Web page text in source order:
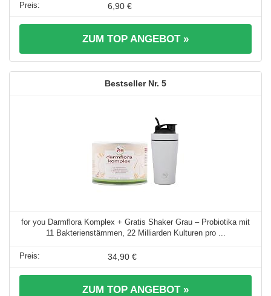
6,90 €
ZUM TOP ANGEBOT »
5
for you Darmflora Komplex + Gratis Shaker Grau – Probiotika mit
11 Bakterienstämmen, 22 Milliarden Kulturen pro ...
34,90 €
ZUM TOP ANGEBOT »